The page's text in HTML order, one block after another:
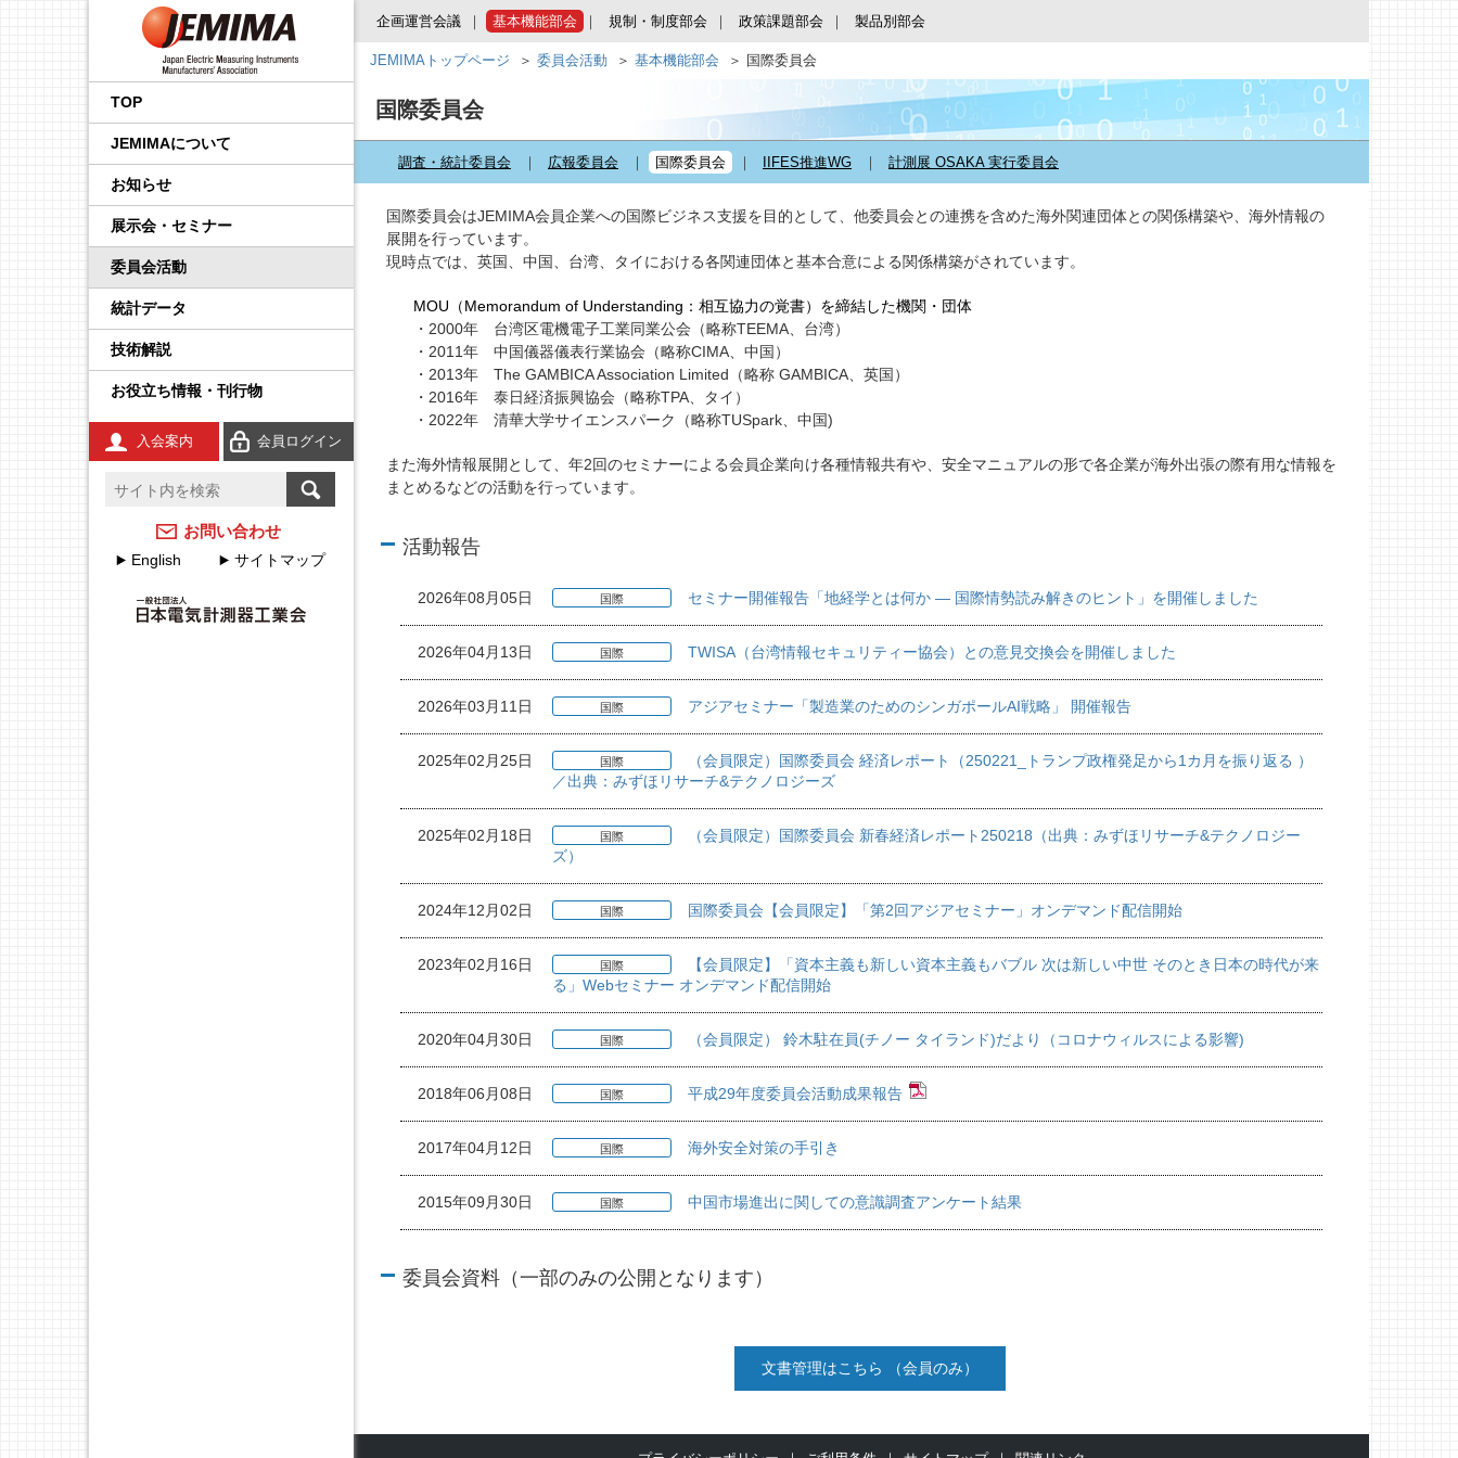
TOP
JEMIMAについて
会長挨拶
事業内容
国内外規制動向調査事業
国際標準化推進事業
技術開発テーマの探索事
広報事業
セミナー事業
会員一覧
品目から探す
役員一覧
定款・財務情報
ト
JEMIMA会報
アクセスマップ
後援・協賛の申請
JEMIMA会報への広告掲
載
JEMIMA主要行事（会員
お知らせ
プレスリリース
JEMIMAより
展示会・セミナー
展示会
セミナー・講演会
委員会活動
企画運営会議
IoT イノベーション推進委
基本機能部会
調査・統計委員会
広報委員会
IIFES推進WG
計測展 OSAKA 実行委員
会
製品安全・EMC委員会
輸出管理委員会
資材調達委員会
環境グリーン委員会
政策課題部会
エネルギー・イノベーシ
先端技術調査委員会
産業計測機器・システム
製品別部会
校正事業委員会
防爆計測委員会
電力量計委員会
電子測定器委員会
温度計測委員会
統計データ
技術解説
プロセス計測制御機器の
FA計測制御機器の技術解
説
電子応用計測ガイド
環境計測器の技術解説
放射線計測ガイド
工業用無線
安全計装システム（SIS）
温度計測のFAQ
お役立ち情報・刊行物
学生の皆さんへ
コンシェルジュ
JEMIMAのSDGsビジョン
刊行物
工業会規格
調査報告書
JCSSコーナー
JCSS（トレーサビリティ
JCSS（ISO/IEC 17025認
定）
よくある質問
登録事業者検索
JCSSに関する刊行物
JCSSリンク
JCSS連絡会のご案内
計測器メーカーのJCSS校
JEMIMAのJCSSの取組
JEMIMA JCSS校正サービ
IEC規格ドラフトの審議情
IEC概要
IEC TC一覧／IEC用語
動
入会案内
会員ログイン
お問い合わせ
English サイトマップ
企画運営会議 基本機能部会 規制・制度部会 政策課題部会 製品別部会
JEMIMAトップページ 委員会活動 基本機能部会 国際委員会
国際委員会
調査・統計委員会 広報委員会 国際委員会 IIFES推進WG 計測展 OSAKA 実行委員会
国際委員会はJEMIMA会員企業への国際ビジネス支援を目的として、他委員会との連携を含めた海外関連団体との関係構築や、海外情報の
展開を行っています。
現時点では、英国、中国、台湾、タイにおける各関連団体と基本合意による関係構築がされています。
MOU（Memorandum of Understanding：相互協力の覚書）を締結した機関・団体
・2000年 台湾区電機電子工業同業公会（略称TEEMA、台湾）
・2011年 中国儀器儀表行業協会（略称CIMA、中国）
・2013年 The GAMBICA Association Limited（略称 GAMBICA、英国）
・2016年 泰日経済振興協会（略称TPA、タイ）
・2022年 清華大学サイエンスパーク（略称TUSpark、中国)
また海外情報展開として、年2回のセミナーによる会員企業向け各種情報共有や、安全マニュアルの形で各企業が海外出張の際有用な情報を
まとめるなどの活動を行っています。
活動報告
2026年08月05日 国際 セミナー開催報告「地経学とは何か ― 国際情勢読み解きのヒント」を開催しました
2026年04月13日 国際 TWISA（台湾情報セキュリティー協会）との意見交換会を開催しました
2026年03月11日 国際 アジアセミナー「製造業のためのシンガポールAI戦略」 開催報告
2025年02月25日 国際
（会員限定）国際委員会 経済レポート（250221_トランプ政権発⾜から1カ⽉を振り返る ）
／出典：みずほリサーチ&テクノロジーズ
2025年02月18日 国際
（会員限定）国際委員会 新春経済レポート250218（出典：みずほリサーチ&テクノロジー
ズ）
2024年12月02日 国際 国際委員会【会員限定】「第2回アジアセミナー」オンデマンド配信開始
2023年02月16日 国際
【会員限定】「資本主義も新しい資本主義もバブル 次は新しい中世 そのとき日本の時代が来
る」Webセミナー オンデマンド配信開始
2020年04月30日 国際 （会員限定） 鈴木駐在員(チノー タイランド)だより（コロナウィルスによる影響)
2018年06月08日 国際 平成29年度委員会活動成果報告
2017年04月12日 国際 海外安全対策の手引き
2015年09月30日 国際 中国市場進出に関しての意識調査アンケート結果
委員会資料（一部のみの公開となります）
文書管理はこちら （会員のみ）